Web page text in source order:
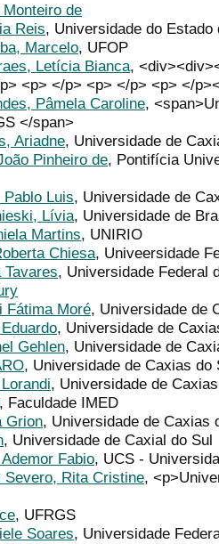
de
Reis, Universidade do Estado
Marcelo, UFOP
Letícia Bianca,
<p> </p> <p> </p> <p> </
Pâmela Caroline,
</span>
Ariadne, Universidade de
Pinheiro de, Pontifícia
Luis, Universidade de
Lívia, Universidade de
Martins, UNIRIO
Chiesa, Univeersidade
, Universidade Federal
Fátima Moré, Universidade de
, Universidade de
Gehlen, Universidade de
, Universidade de Caxias do
, Universidade de
, Faculdade IMED
Grion, Universidade de Caxias
, Universidade de Caxial do Sul
Fabio, UCS -
Severo, Rita Cristine,
, UFRGS
Soares, Universidade